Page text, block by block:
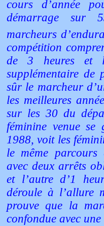
cours d’année
démarrage sur
marcheurs
compétition
de 3 heures et
supplémentaire
sûr le marcheur
les meilleures
sur les 30 du
féminine venue
1988, voit les
le même parcours
avec deux arrêts
et l’autre d’1
déroule à l’allure
prouve que la
confondue avec